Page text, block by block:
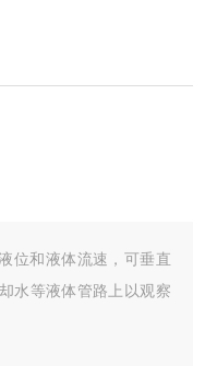
位和液体流速，可垂直
水等液体管路上以观察